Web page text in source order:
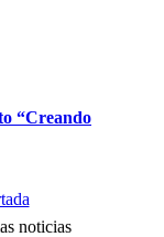
“Creando
noticias